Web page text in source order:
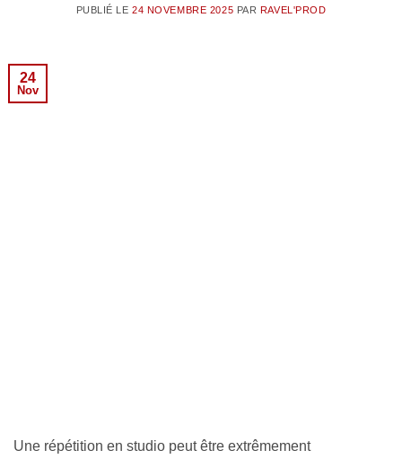
PUBLIÉ LE24 NOVEMBRE 2025 PAR RAVEL'PROD
24
Nov
Une répétition en studio peut être extrêmement